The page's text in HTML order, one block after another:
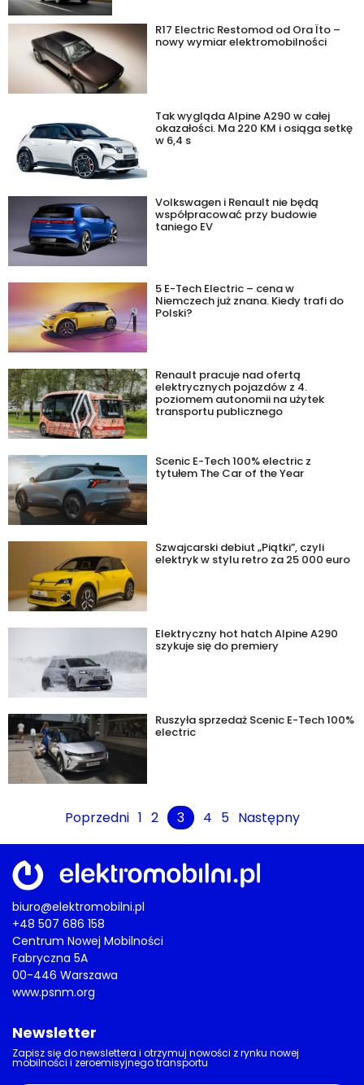
R17 Electric Restomod od Ora Ïto –
nowy wymiar elektromobilności
Tak wygląda Alpine A290 w całej
okazałości. Ma 220 KM i osiąga setkę
w 6,4 s
Volkswagen i Renault nie będą
współpracować przy budowie
taniego EV
5 E-Tech Electric – cena w
Niemczech już znana. Kiedy trafi do
Polski?
Renault pracuje nad ofertą
elektrycznych pojazdów z 4.
poziomem autonomii na użytek
transportu publicznego
Scenic E-Tech 100% electric z
tytułem The Car of the Year
Szwajcarski debiut „Piątki”, czyli
elektryk w stylu retro za 25 000 euro
Elektryczny hot hatch Alpine A290
szykuje się do premiery
Ruszyła sprzedaż Scenic E-Tech 100%
electric
Poprzedni 1 2 3 4 5 Następny
biuro@elektromobilni.pl
+48 507 686 158
Centrum Nowej Mobilności
Fabryczna 5A
00-446 Warszawa
www.psnm.org
Newsletter
Zapisz się do newslettera i otrzymuj nowości z rynku nowej
mobilności i zeroemisyjnego transportu